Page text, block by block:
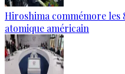
Hiroshima commémore les
atomique américain